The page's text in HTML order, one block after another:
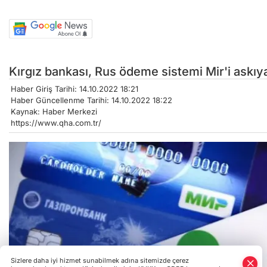
Kırgız bankası, Rus ödeme sistemi Mir'i
Haber Giriş Tarihi: 14.10.2022 18:21
Haber Güncellenme Tarihi: 14.10.2022 18:22
Kaynak: Haber Merkezi
https://www.qha.com.tr/
Sizlere daha iyi hizmet sunabilmek adına sitemizde çerez